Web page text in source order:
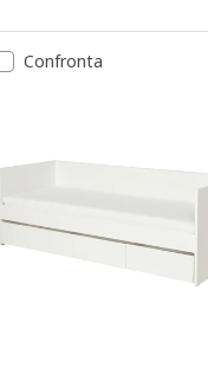
Confronta